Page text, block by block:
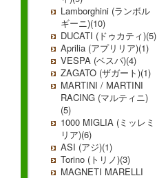
Lamborghini (ランボル
ギーニ)(10)
DUCATI (ドゥカティ)(5)
Aprilia (アプリリア)(1)
VESPA (ベスパ)(4)
ZAGATO (ザガート)(1)
MARTINI / MARTINI
RACING (マルティニ)
(5)
1000 MIGLIA (ミッレミ
リア)(6)
ASI (アジ)(1)
Torino (トリノ)(3)
MAGNETI MARELLI